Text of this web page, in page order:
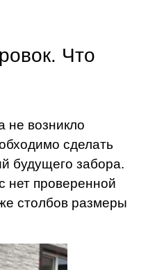
Что
не возникло
сделать
будущего забора.
нет проверенной
столбов размеры